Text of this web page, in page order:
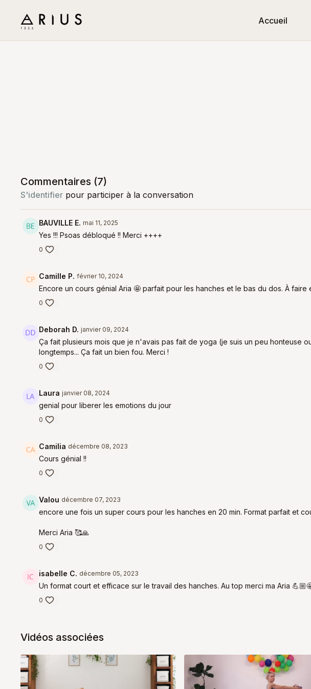
Accueil
Commentaires (7)
S'identifier pour participer à la conversation
BAUVILLE E. mai 11, 2025
Yes !!! Psoas débloqué !! Merci ++++
0
Camille P. février 10, 2024
Encore un cours génial Aria 🤩 parfait pour les hanches et le bas du dos. À faire
0
Deborah D. janvier 09, 2024
Ça fait plusieurs mois que je n'avais pas fait de yoga (je suis un peu honteuse
longtemps... Ça fait un bien fou. Merci !
0
Laura janvier 08, 2024
genial pour liberer les emotions du jour
0
Camilia décembre 08, 2023
Cours génial !!
0
Valou décembre 07, 2023
encore une fois un super cours pour les hanches en 20 min. Format parfait et
Merci Aria 🥰🙏
0
isabelle C. décembre 05, 2023
Un format court et efficace sur le travail des hanches. Au top merci ma Aria
0
Vidéos associées